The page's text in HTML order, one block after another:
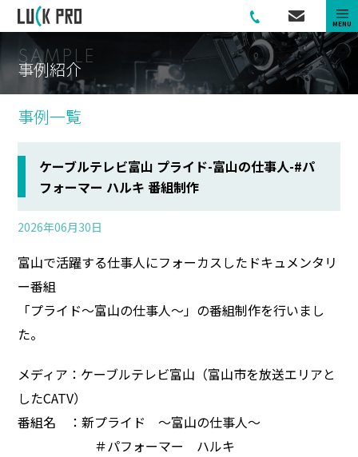
MENU
SA M P L E
事例紹介
事例一覧
ケーブルテレビ富山 プライド-富山の仕事人-#パ
フォーマー ハルキ 番組制作
2026年06月30日
富山で活躍する仕事人にフォーカスしたドキュメンタリ
ー番組
「プライド〜富山の仕事人〜」の番組制作を行いまし
た。
メディア：ケーブルテレビ富山（富山市を放送エリアと
したCATV）
番組名 ：新プライド 〜富山の仕事人〜
＃パフォーマー ハルキ